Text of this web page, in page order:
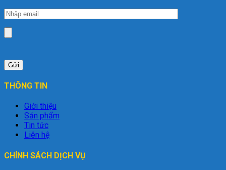
THÔNG TIN
Giới thiệu
Sản phẩm
Tin tức
Liên hệ
CHÍNH SÁCH DỊCH VỤ